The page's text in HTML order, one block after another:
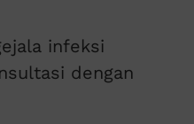
infeksi
dengan